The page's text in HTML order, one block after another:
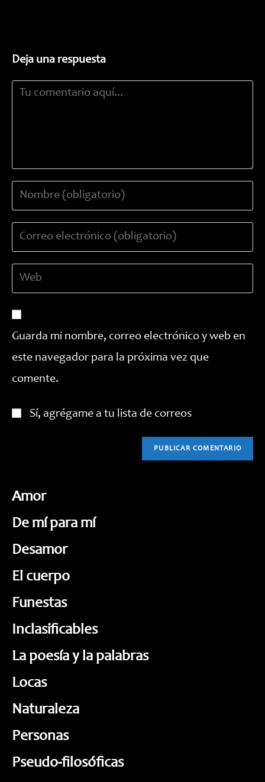
Deja una respuesta
Comentario
usuario
para
de
para
comentar
(opcional)
Guarda mi nombre, correo electrónico y web en
este navegador para la próxima vez que
comente.
Sí, agrégame a tu lista de correos
Amor
De mí para mí
Desamor
El cuerpo
Funestas
Inclasificables
La poesía y la palabras
Locas
Naturaleza
Personas
Pseudo-filosóficas